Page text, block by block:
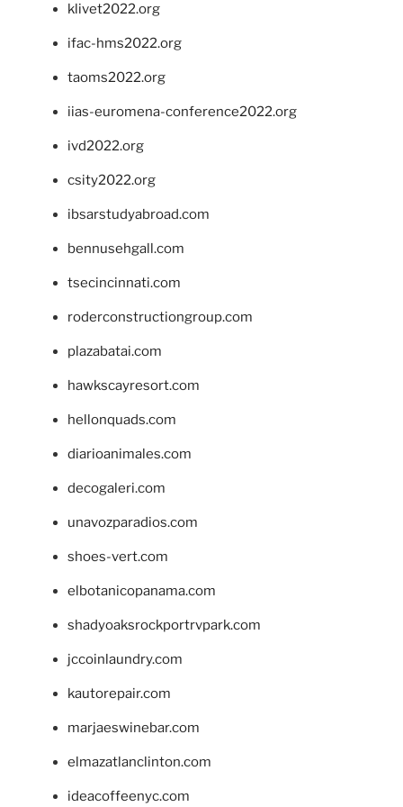
klivet2022.org
ifac-hms2022.org
taoms2022.org
iias-euromena-conference2022.org
ivd2022.org
csity2022.org
ibsarstudyabroad.com
bennusehgall.com
tsecincinnati.com
roderconstructiongroup.com
plazabatai.com
hawkscayresort.com
hellonquads.com
diarioanimales.com
decogaleri.com
unavozparadios.com
shoes-vert.com
elbotanicopanama.com
shadyoaksrockportrvpark.com
jccoinlaundry.com
kautorepair.com
marjaeswinebar.com
elmazatlanclinton.com
ideacoffeenyc.com